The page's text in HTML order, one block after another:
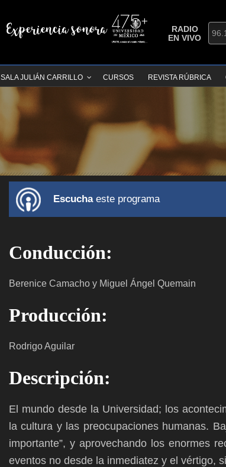
RADIO
EN VIVO
SALA JULIÁN CARRILLO CURSOS REVISTA RÚBRICA
Escuchaeste programa
Conducción:
Berenice Camacho y Miguel Ángel Quemain
Producción:
Rodrigo Aguilar
Descripción:
El mundo desde la Universidad; los
la cultura y las preocupaciones humanas.
importante”, y aprovechando los enormes
eventos no desde la inmediatez y el vértigo,